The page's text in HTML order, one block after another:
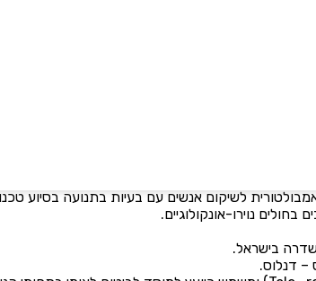
חיים שיבא – תל השומר. בתקופתו המחלקה הרחיבה
לשיפור התפקוד גמישות, והפלסטיות של מערכת